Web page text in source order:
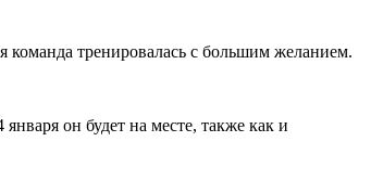
тренировалась с большим желанием.
он будет на месте, также как и